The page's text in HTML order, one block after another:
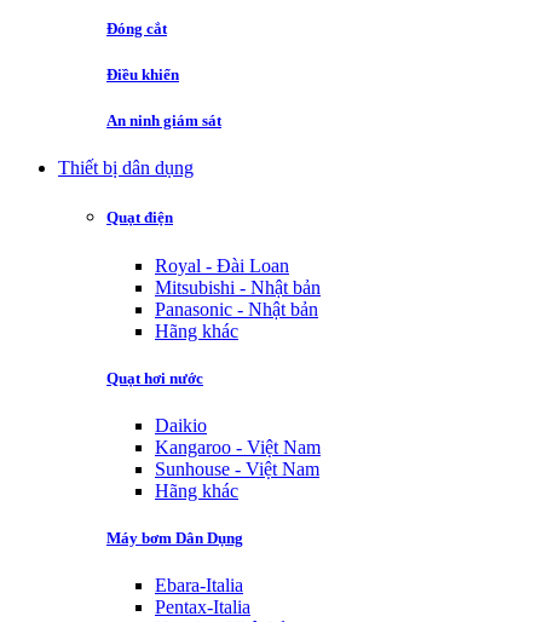
Đóng cắt
Điều khiển
An ninh giám sát
Thiết bị dân dụng
Quạt điện
Royal - Đài Loan
Mitsubishi - Nhật bản
Panasonic - Nhật bản
Hãng khác
Quạt hơi nước
Daikio
Kangaroo - Việt Nam
Sunhouse - Việt Nam
Hãng khác
Máy bơm Dân Dụng
Ebara-Italia
Pentax-Italia